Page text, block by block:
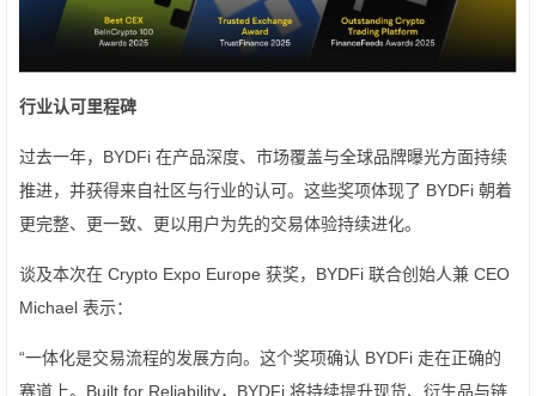
行业认可里程碑
过去一年，BYDFi 在产品深度、市场覆盖与全球品牌曝光方面持续
推进，并获得来自社区与行业的认可。这些奖项体现了 BYDFi 朝着
更完整、更一致、更以用户为先的交易体验持续进化。
谈及本次在 Crypto Expo Europe 获奖，BYDFi 联合创始人兼 CEO
Michael 表示：
“一体化是交易流程的发展方向。这个奖项确认 BYDFi 走在正确的
赛道上。Built for Reliability，BYDFi 将持续提升现货、衍生品与链